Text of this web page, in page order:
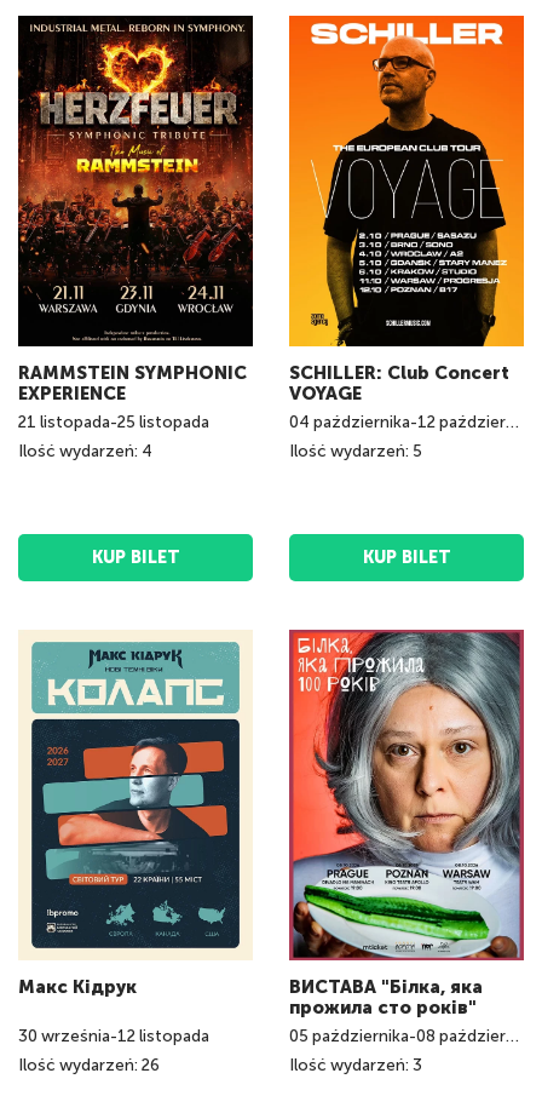
RAMMSTEIN SYMPHONIC
EXPERIENCE
21 listopada-25 listopada
Ilość wydarzeń: 4
KUP BILET
SCHILLER: Club Concert
VOYAGE
04 października-12października
Ilość wydarzeń: 5
KUP BILET
Макс Кідрук
30 września-12listopada
Ilość wydarzeń: 26
ВИСТАВА "Білка, яка
прожила сто років"
05 października-08 października
Ilość wydarzeń: 3